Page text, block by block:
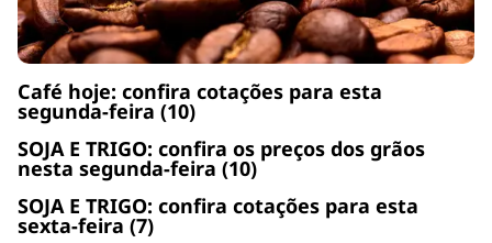
Café hoje: confira cotações para esta
segunda-feira (10)
SOJA E TRIGO: confira os preços dos grãos
nesta segunda-feira (10)
SOJA E TRIGO: confira cotações para esta
sexta-feira (7)